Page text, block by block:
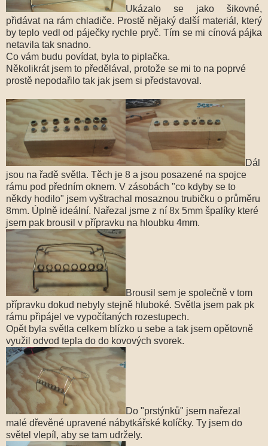
Ukázalo se jako šikovné,
přidávat na rám chladiče. Prostě nějaký další materiál, který
by teplo vedl od páječky rychle pryč. Tím se mi cínová pájka
netavila tak snadno.
Co vám budu povídat, byla to piplačka.
Několikrát jsem to předělával, protože se mi to na poprvé
prostě nepodařilo tak jak jsem si představoval.
Dál
jsou na řadě světla. Těch je 8 a jsou posazené na spojce
rámu pod předním oknem. V zásobách "co kdyby se to
někdy hodilo" jsem vyštrachal mosaznou trubičku o průměru
8mm. Úplně ideální. Nařezal jsme z ní 8x 5mm špalíky které
jsem pak brousil v přípravku na hloubku 4mm.
Brousil sem je společně v tom
přípravku dokud nebyly stejně hluboké. Světla jsem pak pk
rámu připájel ve vypočítaných rozestupech.
Opět byla světla celkem blízko u sebe a tak jsem opětovně
využil odvod tepla do do kovových svorek.
Do "prstýnků" jsem nařezal
malé dřevěné upravené nábytkářské kolíčky. Ty jsem do
světel vlepíl, aby se tam udržely.